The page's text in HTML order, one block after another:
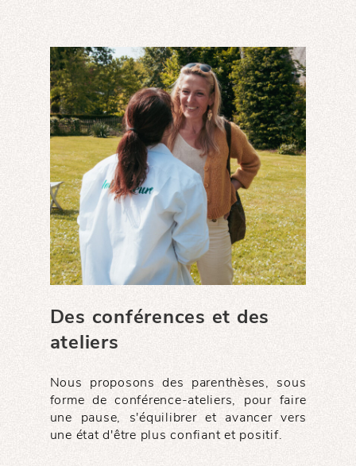
Des conférences et des
ateliers
Nous proposons des parenthèses, sous
forme de conférence-ateliers, pour faire
une pause, s'équilibrer et avancer vers
une état d'être plus confiant et positif.